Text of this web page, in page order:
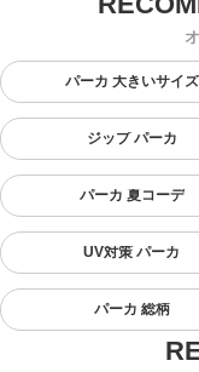
パーカ 大きいサイズ
ジップ パーカ
パーカ 夏コーデ
UV対策 パーカ
パーカ 総柄